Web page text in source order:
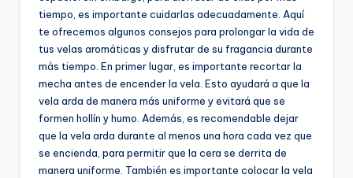
tiempo, es importante cuidarlas adecuadamente. Aquí
te ofrecemos algunos consejos para prolongar la vida de
tus velas aromáticas y disfrutar de su fragancia durante
más tiempo. En primer lugar, es importante recortar la
mecha antes de encender la vela. Esto ayudará a que la
vela arda de manera más uniforme y evitará que se
formen hollín y humo. Además, es recomendable dejar
que la vela arda durante al menos una hora cada vez que
se encienda, para permitir que la cera se derrita de
manera uniforme. También es importante colocar la vela